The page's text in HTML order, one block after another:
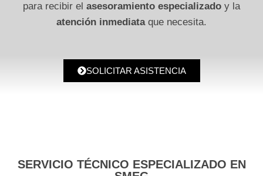
para recibir el asesoramiento especializado y la
atención inmediataque necesita.
SOLICITAR ASISTENCIA
SERVICIO TÉCNICO ESPECIALIZADO EN